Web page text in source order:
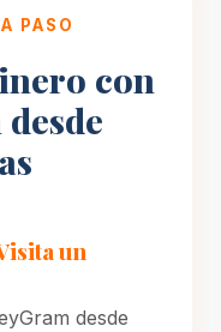
PASO
con
un
desde